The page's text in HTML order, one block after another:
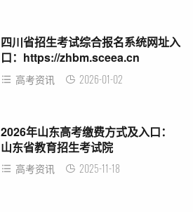
四川省招生考试综合报名系统网址入
口：https://zhbm.sceea.cn
高考资讯 2026-01-02
2026年山东高考缴费方式及入口：
山东省教育招生考试院
高考资讯 2025-11-18